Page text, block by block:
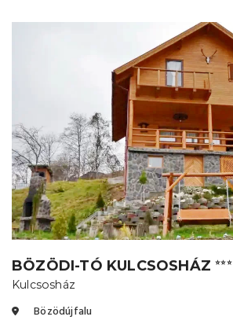
BÖZÖDI-TÓ KULCSOSHÁZ⭐⭐⭐
Kulcsosház
Bözödújfalu